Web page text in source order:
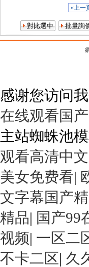
«上一
感谢您访问
在线观看国
主站蜘蛛池模
观看高清中文
美女免费看|
文字幕国产
精品| 国产99
视频| 一区二
不卡二区| 久